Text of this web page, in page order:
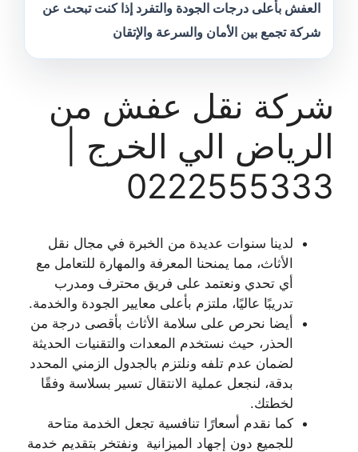
العفش بأعلى درجات الجودة والتفرد إذا كنت تبحث عن
شركة تجمع بين الأمان والسرعة والإتقان
شركة نقل عفش من
الرياض الي الخرج |
0222555333
لدينا سنوات عديدة من الخبرة في مجال نقل
الأثاث، مما يمنحنا المعرفة والمهارة للتعامل مع
أي تحدي ونعتمد على فريق محترف ومدرب
تدريبًا عاليًا، ملتزم بأعلى معايير الجودة والخدمة.
أيضا نحرص على سلامة الأثاث بأقصى درجة من
الحذر، حيث نستخدم المعدات والتقنيات الحديثة
لضمان عدم تلفه ونلتزم بالجدول الزمني المحدد
بدقة، لنجعل عملية الانتقال تسير بسلاسة وفقًا
لخطتك.
كما نقدم أسعارًا تنافسية تجعل الخدمة متاحة
للجميع دون إجهاد الميزانية ونفتخر بتقديم خدمة